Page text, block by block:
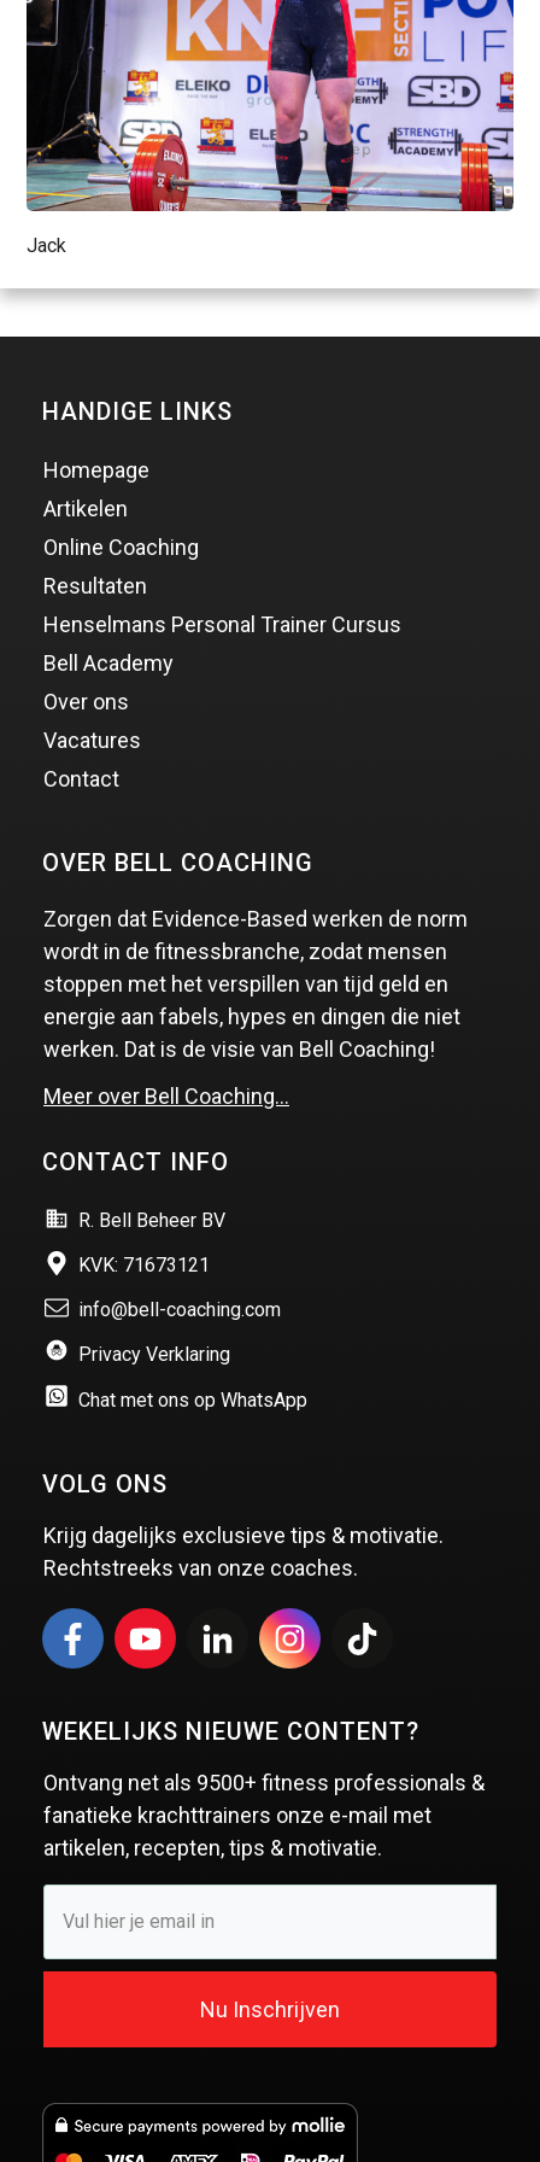
Jack
HANDIGE LINKS
Homepage
Artikelen
Online Coaching
Resultaten
Henselmans Personal Trainer Cursus
Bell Academy
Over ons
Vacatures
Contact
OVER BELL COACHING
Zorgen dat Evidence-Based werken de norm
wordt in de fitnessbranche, zodat mensen
stoppen met het verspillen van tijd geld en
energie aan fabels, hypes en dingen die niet
werken. Dat is de visie van Bell Coaching!
Meer over Bell Coaching…
CONTACT INFO
R. Bell Beheer BV
KVK: 71673121
info@bell-coaching.com
Privacy Verklaring
Chat met ons op WhatsApp
VOLG ONS
Krijg dagelijks exclusieve tips & motivatie.
Rechtstreeks van onze coaches.
WEKELIJKS NIEUWE CONTENT?
Ontvang net als 9500+ fitness professionals &
fanatieke krachttrainers onze e-mail met
artikelen, recepten, tips & motivatie.
Nu Inschrijven